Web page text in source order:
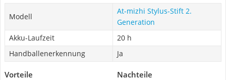
Modell
At-mizhi Stylus-Stift 2.
Generation
Akku-Laufzeit
20 h
Handballenerkennung
Ja
Vorteile Nachteile